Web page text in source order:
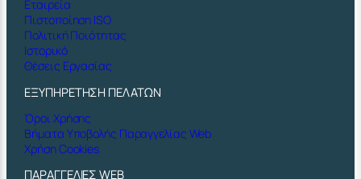
Εταιρεία
Πιστοποίηση ISO
Πολιτική Ποιότητας
Ιστορικό
Θέσεις Εργασίας
ΕΞΥΠΗΡΕΤΗΣΗ ΠΕΛΑΤΩΝ
Όροι Χρήσης
Βήματα Υποβολής Παραγγελίας Web
Χρήση Cookies
ΠΑΡΑΓΓΕΛΙΕΣ WEB